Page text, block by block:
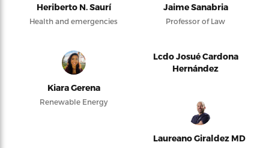
Heriberto N. Saurí
Health and emergencies
Jaime Sanabria
Professor of Law
Kiara Gerena
Renewable Energy
Lcdo Josué Cardona
Hernández
Laureano Giraldez MD